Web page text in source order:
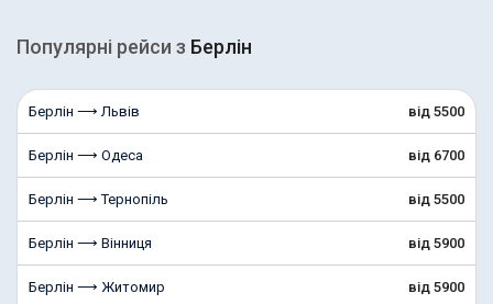
Популярні рейcи з Берлін
Берлін ⟶ Львів від 5500
Берлін ⟶ Одеса від 6700
Берлін ⟶ Тернопіль від 5500
Берлін ⟶ Вінниця від 5900
Берлін ⟶ Житомир від 5900